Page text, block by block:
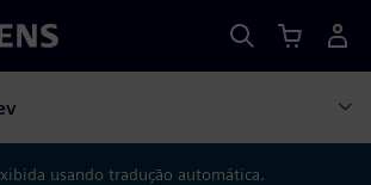
usando tradução automática.